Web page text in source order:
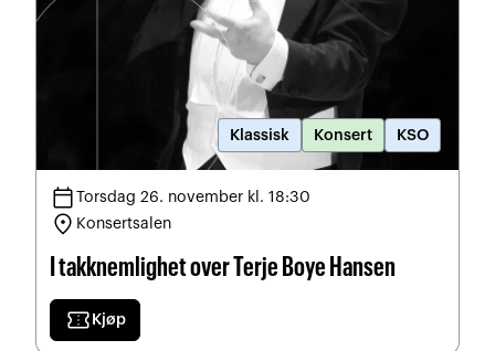
Klassisk Konsert KSO
calendar_todayTorsdag 26. november kl. 18:30
location_on Konsertsalen
I takknemlighet over Terje Boye Hansen
confirmation_number Kjøp